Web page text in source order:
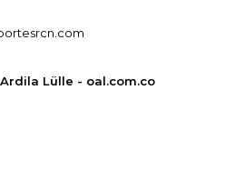
Lülle - oal.com.co